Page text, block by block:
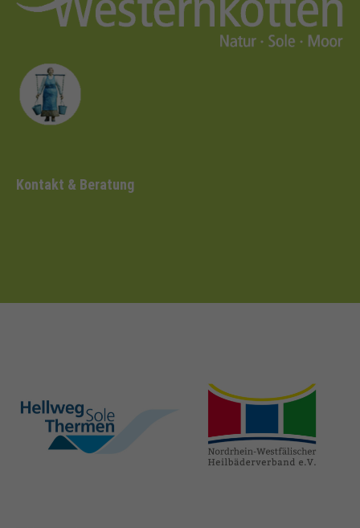
Kontakt & Beratung
hellweg-sole-
thermen.de
heilbaeder.de